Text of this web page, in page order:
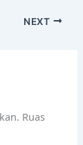
NEXT
Ruas